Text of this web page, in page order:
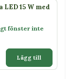
15 W med
fönster inte
Lägg till